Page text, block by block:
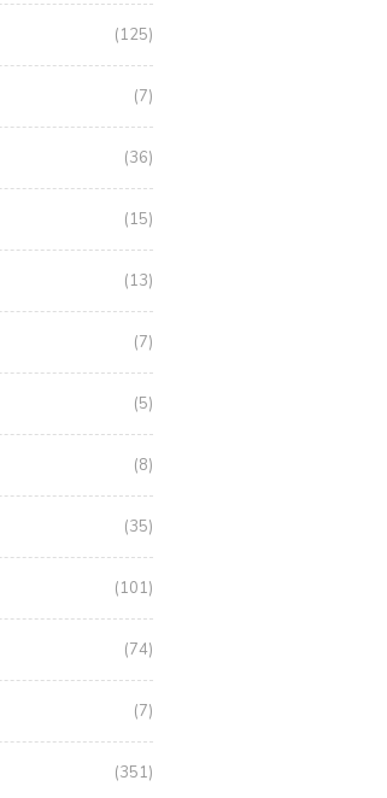
(125)
(7)
(36)
(15)
(13)
(7)
(5)
(8)
(35)
(101)
(74)
(7)
(351)